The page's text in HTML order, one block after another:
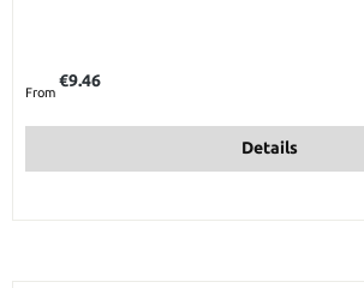
From
€9.46
Details